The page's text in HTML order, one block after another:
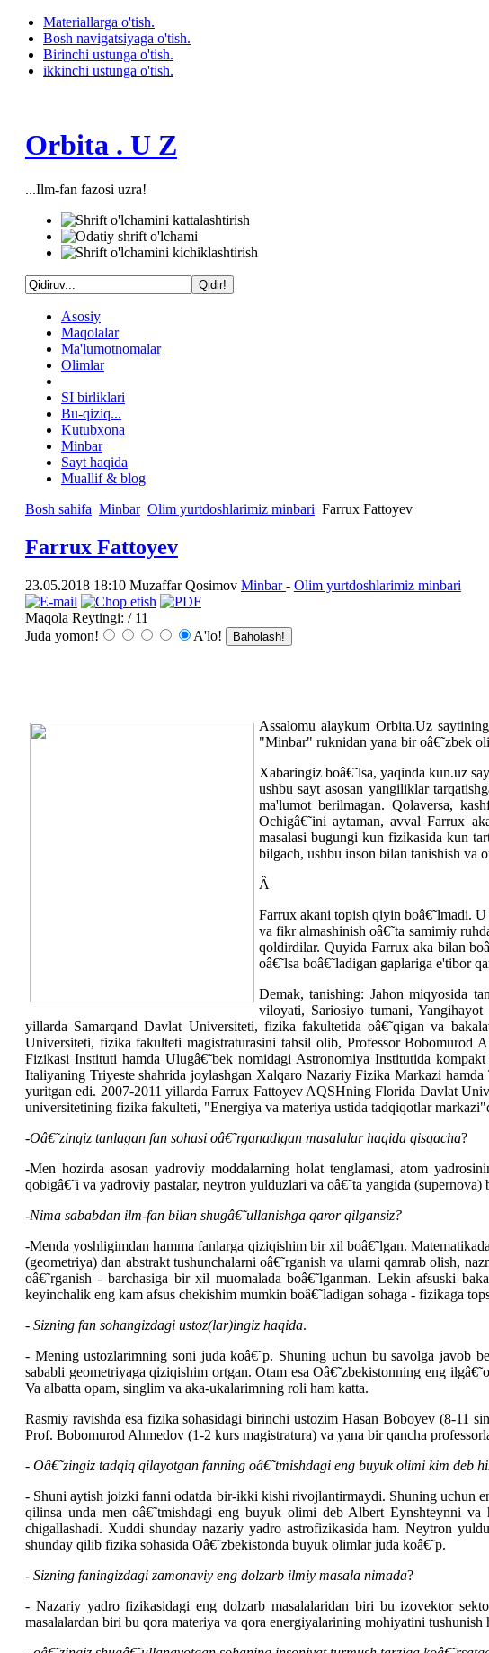
Materiallarga o'tish.
Bosh navigatsiyaga o'tish.
Birinchi ustunga o'tish.
ikkinchi ustunga o'tish.
Orbita . U Z
...Ilm-fan fazosi uzra!
Asosiy
Maqolalar
Ma'lumotnomalar
Olimlar
SI birliklari
Bu-qiziq...
Kutubxona
Minbar
Sayt haqida
Muallif & blog
Bosh sahifa Minbar Olim yurtdoshlarimiz minbari Farrux Fattoyev
Farrux Fattoyev
23.05.2018 18:10 Muzaffar Qosimov Minbar- Olim yurtdoshlarimiz minbari
Maqola Reytingi: / 11
Juda yomon!
A'lo!
Assalomu alaykum Orbita.Uz
"Minbar" ruknidan yana bir oâ€˜zbek
Xabaringiz boâ€˜lsa, yaqinda kun.uz
ushbu sayt asosan yangiliklar
ma'lumot berilmagan. Qolaversa,
Ochigâ€˜ini aytaman, avval Farrux
masalasi bugungi kun fizikasida kun
bilgach, ushbu inson bilan tanishish va
Â
Farrux akani topish qiyin boâ€˜lmadi.
va fikr almashinish oâ€˜ta samimiy
qoldirdilar. Quyida Farrux aka bilan
oâ€˜lsa boâ€˜ladigan gaplariga e'tibor
Demak, tanishing: Jahon miqyosida
viloyati, Sariosiyo tumani, Yangihayot
yillarda Samarqand Davlat Universiteti, fizika fakultetida oâ€˜qigan va
Universiteti, fizika fakulteti magistraturasini tahsil olib, Professor Bobomurod
Fizikasi Instituti hamda Ulugâ€˜bek nomidagi Astronomiya Institutida
Italiyaning Triyeste shahrida joylashgan Xalqaro Nazariy Fizika Markazi
yuritgan edi. 2007-2011 yillarda Farrux Fattoyev AQSHning Florida Davlat
universitetining fizika fakulteti, "Energiya va materiya ustida tadqiqotlar
-Oâ€˜zingiz tanlagan fan sohasi oâ€˜rganadigan masalalar haqida qisqacha?
-Men hozirda asosan yadroviy moddalarning holat tenglamasi, atom
qobigâ€˜i va yadroviy pastalar, neytron yulduzlari va oâ€˜ta yangida
-Nima sababdan ilm-fan bilan shugâ€˜ullanishga qaror qilgansiz?
-Menda yoshligimdan hamma fanlarga qiziqishim bir xil boâ€˜lgan.
(geometriya) dan abstrakt tushunchalarni oâ€˜rganish va ularni qamrab olish,
oâ€˜rganish - barchasiga bir xil muomalada boâ€˜lganman. Lekin afsuski
keyinchalik eng kam afsus chekishim mumkin boâ€˜ladigan sohaga - fizikaga
- Sizning fan sohangizdagi ustoz(lar)ingiz haqida.
- Mening ustozlarimning soni juda koâ€˜p. Shuning uchun bu savolga javob
sababli geometriyaga qiziqishim ortgan. Otam esa Oâ€˜zbekistonning eng
Va albatta opam, singlim va aka-ukalarimning roli ham katta.
Rasmiy ravishda esa fizika sohasidagi birinchi ustozim Hasan Boboyev (8-11
Prof. Bobomurod Ahmedov (1-2 kurs magistratura) va yana bir qancha
- Oâ€˜zingiz tadqiq qilayotgan fanning oâ€˜tmishdagi eng buyuk olimi kim deb
- Shuni aytish joizki fanni odatda bir-ikki kishi rivojlantirmaydi. Shuning uchun
qilinsa unda men oâ€˜tmishdagi eng buyuk olimi deb Albert Eynshteynni
chigallashadi. Xuddi shunday nazariy yadro astrofizikasida ham. Neytron
shunday qilib fizika sohasida Oâ€˜zbekistonda buyuk olimlar juda koâ€˜p.
- Sizning faningizdagi zamonaviy eng dolzarb ilmiy masala nimada?
- Nazariy yadro fizikasidagi eng dolzarb masalalaridan biri bu izovektor
masalalardan biri bu qora materiya va qora energiyalarining mohiyatini tushunish